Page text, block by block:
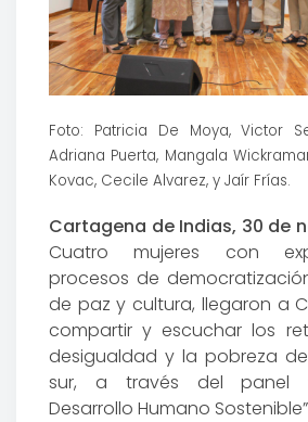
Foto: Patricia De Moya, Victor
Adriana Puerta, Mangala
Kovac, Cecile Alvarez, y Jaír Frías.
Cartagena de Indias, 30 de
Cuatro mujeres con
procesos de
de paz y cultura, llegaron a
compartir y escuchar los
desigualdad y la pobreza
sur, a través del panel
Desarrollo Humano